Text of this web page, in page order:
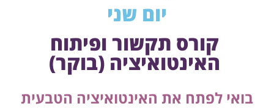
יום שני
קורס תקשור ופיתוח
האינטואיציה (בוקר)
בואי לפתח את האינטואיציה הטבעית